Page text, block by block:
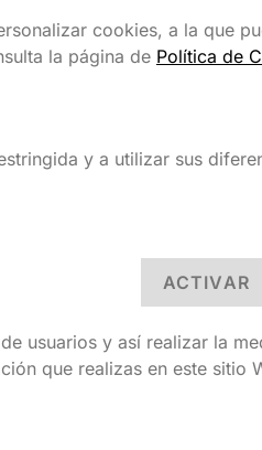
cookies, a la que
la página de Política de
y a utilizar sus
ACTIVAR
usuarios y así realizar la
que realizas en este sitio